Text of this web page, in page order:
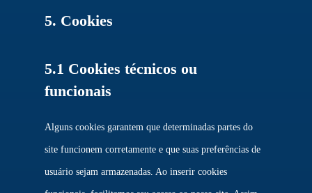
5. Cookies
5.1 Cookies técnicos ou
funcionais
Alguns cookies garantem que determinadas partes do
site funcionem corretamente e que suas preferências de
usuário sejam armazenadas. Ao inserir cookies